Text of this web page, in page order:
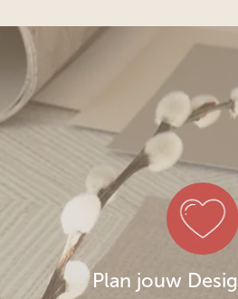
Plan jouw